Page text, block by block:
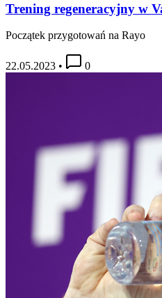
Trening regeneracyjny w
Początek przygotowań na Rayo
22.05.2023 • 0